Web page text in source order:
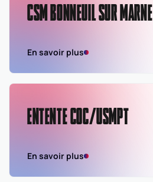
CSM BONNEUIL SUR MARNE
En savoir plus
ENTENTE COC/USMPT
En savoir plus